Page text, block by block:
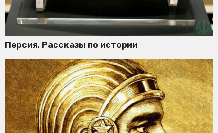
Персия. Рассказы по истории